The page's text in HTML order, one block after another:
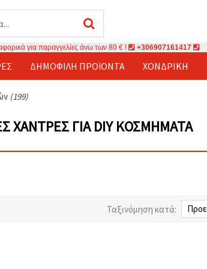
για παραγγελίες άνω των 80 € ! +306907161417
ΔΗΜΟΦΙΛΉ ΠΡΟΪΌΝΤΑ ΧΟΝΔΡΙΚΉ
(199)
ΧΆΝΤΡΕΣ ΓΙΑ DIY ΚΟΣΜΉΜΑΤΑ
Ταξινόμηση κατά: